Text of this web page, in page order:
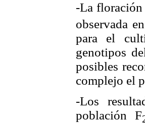
-La floración
observada
para el
genotipos
posibles
complejo el
-Los
población F